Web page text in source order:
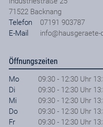
71522 Backnang
Telefon
07191 903787
E-Mail
info@hausgeraete-
Öffnungszeiten
Mo
09:30 - 12:30 Uhr
Di
09:30 - 12:30 Uhr
Mi
09:30 - 12:30 Uhr
Do
09:30 - 12:30 Uhr
Fr
09:30 - 12:30 Uhr